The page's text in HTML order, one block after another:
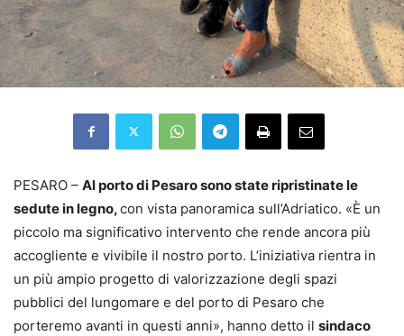
PESARO – Al porto di Pesaro sono state ripristinate le
sedute in legno,con vista panoramica sull’Adriatico. «È un
piccolo ma significativo intervento che rende ancora più
accogliente e vivibile il nostro porto. L’iniziativa rientra in
un più ampio progetto di valorizzazione degli spazi
pubblici del lungomare e del porto di Pesaro che
porteremo avanti in questi anni», hanno detto il sindaco